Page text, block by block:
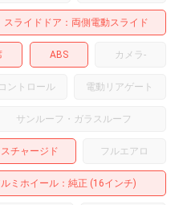
スライドドア 両側電動スライド
ABS カメラ-
ントロール 電動リアゲート
サンルーフ・ガラスルーフ
チャージド フルエアロ
ミホイール ：純正 (16インチ)